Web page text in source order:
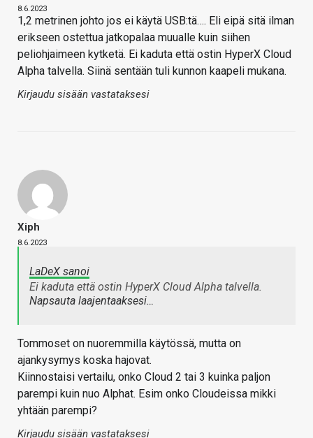
8.6.2023
1,2 metrinen johto jos ei käytä USB:tä…. Eli eipä sitä ilman
erikseen ostettua jatkopalaa muualle kuin siihen
peliohjaimeen kytketä. Ei kaduta että ostin HyperX Cloud
Alpha talvella. Siinä sentään tuli kunnon kaapeli mukana.
Kirjaudu sisään vastataksesi
Xiph
8.6.2023
LaDeX sanoi
Ei kaduta että ostin HyperX Cloud Alpha talvella.
Napsauta laajentaaksesi…
Tommoset on nuoremmilla käytössä, mutta on
ajankysymys koska hajovat.
Kiinnostaisi vertailu, onko Cloud 2 tai 3 kuinka paljon
parempi kuin nuo Alphat. Esim onko Cloudeissa mikki
yhtään parempi?
Kirjaudu sisään vastataksesi